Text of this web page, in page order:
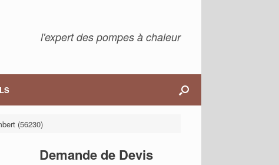
l'expert des pompes à chaleur
(56230)
Demande de Devis